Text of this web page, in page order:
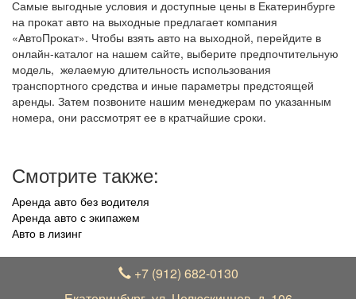
Самые выгодные условия и доступные цены в Екатеринбурге
на прокат авто на выходные предлагает компания
«АвтоПрокат». Чтобы взять авто на выходной, перейдите в
онлайн-каталог на нашем сайте, выберите предпочтительную
модель, желаемую длительность использования
транспортного средства и иные параметры предстоящей
аренды. Затем позвоните нашим менеджерам по указанным
номера, они рассмотрят ее в кратчайшие сроки.
Смотрите также:
Аренда авто без водителя
Аренда авто с экипажем
Авто в лизинг
+7 (912) 682-0130